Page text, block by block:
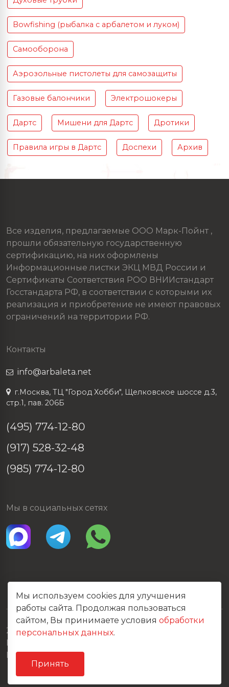
Bowfishing (рыбалка с арбалетом и луком)
Самооборона
Аэрозольные пистолеты для самозащиты
Газовые балончики Электрошокеры
Дартс Мишени для Дартс Дротики
Правила игры в Дартс Доспехи Архив
Все изделия, предлагаемые ООО Марк-Пойнт ,
прошли обязательную государственную
сертификацию, на них оформлены
Информационные листки ЭКЦ МВД России и
Сертификаты Соответствия РОО ВНИИстандарт
Госстандарта РФ, в соответствии с которыми их
реализация и приобретение не имеют правовых
ограничений на территории РФ.
Контакты
info@arbaleta.net
г.Москва, ТЦ "Город Хобби", Щелковское шоссе д.3,
стр.1, пав. 206Б
(495) 774-12-80
(917) 528-32-48
(985) 774-12-80
Мы в социальных сетях
2026 © Все права защищены
Карта сайта
Мы используем cookies для улучшения
работы сайта. Продолжая пользоваться
сайтом, Вы принимаете условия обработки
персональных данных.
Принять